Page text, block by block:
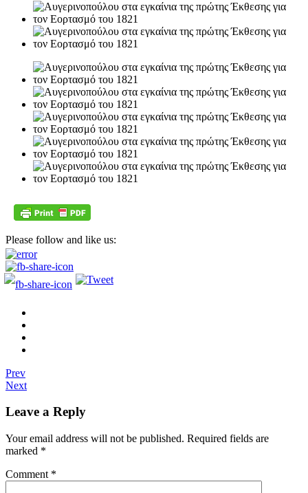
Please follow and like us:
Prev
Next
Leave a Reply
Your email address will not be published. Required fields are
marked *
Comment *